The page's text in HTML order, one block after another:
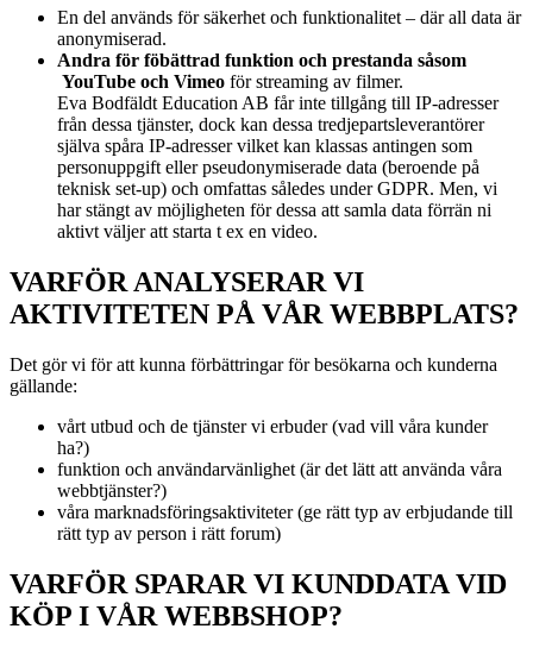
En del används för säkerhet och funktionalitet – där all data är
anonymiserad.
Andra för föbättrad funktion och prestanda såsom
YouTube och Vimeo för streaming av filmer.
Eva Bodfäldt Education AB får inte tillgång till IP-adresser
från dessa tjänster, dock kan dessa tredjepartsleverantörer
själva spåra IP-adresser vilket kan klassas antingen som
personuppgift eller pseudonymiserade data (beroende på
teknisk set-up) och omfattas således under GDPR. Men, vi
har stängt av möjligheten för dessa att samla data förrän ni
aktivt väljer att starta t ex en video.
VARFÖR ANALYSERAR VI
AKTIVITETEN PÅ VÅR WEBBPLATS?
Det gör vi för att kunna förbättringar för besökarna och kunderna
gällande:
vårt utbud och de tjänster vi erbuder (vad vill våra kunder
ha?)
funktion och användarvänlighet (är det lätt att använda våra
webbtjänster?)
våra marknadsföringsaktiviteter (ge rätt typ av erbjudande till
rätt typ av person i rätt forum)
VARFÖR SPARAR VI KUNDDATA VID
KÖP I VÅR WEBBSHOP?